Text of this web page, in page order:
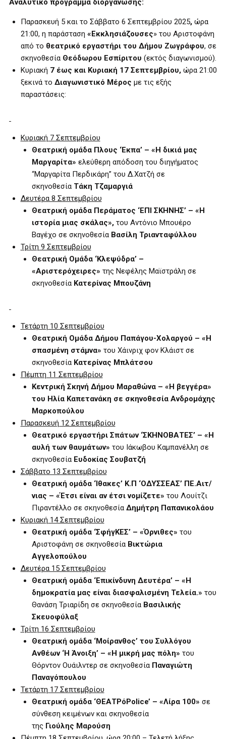
Αναλυτικό πρόγραμμα διοργάνωσης:
Παρασκευή 5 και το Σάββατο 6 Σεπτεμβρίου 2025, ώρα
21:00, η παράσταση «Εκκλησιάζουσες» του Αριστοφάνη
από το θεατρικό εργαστήρι του Δήμου Ζωγράφου, σε
σκηνοθεσίαΘεόδωρου Εσπίριτου (εκτός διαγωνισμού).
Κυριακή 7 έως και Κυριακή 17 Σεπτεμβρίου, ώρα 21:00
ξεκινά το Διαγωνιστικό Μέρος με τις εξής
παραστάσεις:
Κυριακή 7 Σεπτεμβρίου
Θεατρική ομάδα Πλους ‘Εκπα’ – «Η δικιά μας
Μαργαρίτα» ελεύθερη απόδοση του διηγήματος
“Μαργαρίτα Περδικάρη” του Δ.Χατζή σε
σκηνοθεσία Τάκη Τζαμαργιά
Δευτέρα 8 Σεπτεμβρίου
Θεατρική ομάδα Περάματος ‘ΕΠΙ ΣΚΗΝΗΣ’ – «Η
ιστορία μιας σκάλας», του Αντόνιο Μπουέρο
Βαγέχο σε σκηνοθεσία Βασίλη Τριανταφύλλου
Τρίτη 9 Σεπτεμβρίου
Θεατρική Ομάδα ‘Κλεψύδρα’ –
«Αριστερόχειρες» της Νεφέλης Μαϊστράλη σε
σκηνοθεσία Κατερίνας Μπουζάνη
Τετάρτη 10 Σεπτεμβρίου
Θεατρική Ομάδα Δήμου Παπάγου-Χολαργού – «Η
σπασμένη στάμνα» του Χάινριχ φον Κλάιστ σε
σκηνοθεσία Κατερίνας Μπλάτσου
Πέμπτη 11 Σεπτεμβρίου
Κεντρική Σκηνή Δήμου Μαραθώνα – «Η βεγγέρα»
του Ηλία Καπετανάκη σε σκηνοθεσία Ανδρομάχης
Μαρκοπούλου
Παρασκευή 12 Σεπτεμβρίου
Θεατρικό εργαστήρι Σπάτων ‘ΣΚΗΝΟΒΑΤΕΣ’ – «Η
αυλή των θαυμάτων» του Ιάκωβου Καμπανέλλη σε
σκηνοθεσία Ευδοκίας Σουβατζή
Σάββατο 13 Σεπτεμβρίου
Θεατρική ομάδα ‘Ιθακες’ Κ.Π ‘ΟΔΥΣΣΕΑΣ’ ΠΕ.Αιτ/
νιας – «Έτσι είναι αν έτσι νομίζετε» του Λουίτζι
Πιραντέλλο σε σκηνοθεσία Δημήτρη Παπανικολάου
Κυριακή 14 Σεπτεμβρίου
Θεατρική ομάδα ‘ΣφήγΚΕΣ’ – «Όρνιθες» του
Αριστοφάνη σε σκηνοθεσία Βικτώρια
Αγγελοπούλου
Δευτέρα 15 Σεπτεμβρίου
Θεατρική ομάδα ‘Επικίνδυνη Δευτέρα’ – «Η
δημοκρατία μας είναι διασφαλισμένη Τελεία.» του
Θανάση Τριαρίδη σε σκηνοθεσία Βασιλικής
Σκευοφύλαξ
Τρίτη 16 Σεπτεμβρίου
Θεατρική ομάδα ‘Μοίρανθος’ του Συλλόγου
Ανθέων ‘Η Άνοιξη’ – «Η μικρή μας πόλη» του
Θόρντον Ουάιλντερ σε σκηνοθεσία Παναγιώτη
Παναγόπουλου
Τετάρτη 17 Σεπτεμβρίου
Θεατρική ομάδα ‘ΘΕΑΤΡόPolice’ – «Λίρα 100» σε
σύνθεση κειμένων και σκηνοθεσία
της Γιούλης Μαρούση